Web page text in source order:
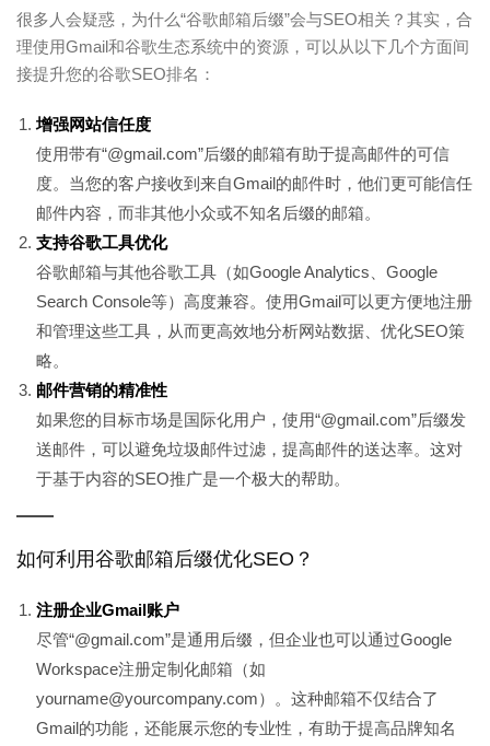
很多人会疑惑，为什么“谷歌邮箱后缀”会与SEO相关？其实，合
理使用Gmail和谷歌生态系统中的资源，可以从以下几个方面间
接提升您的谷歌SEO排名：
增强网站信任度
使用带有“@gmail.com”后缀的邮箱有助于提高邮件的可信
度。当您的客户接收到来自Gmail的邮件时，他们更可能信任
邮件内容，而非其他小众或不知名后缀的邮箱。
支持谷歌工具优化
谷歌邮箱与其他谷歌工具（如Google Analytics、Google
Search Console等）高度兼容。使用Gmail可以更方便地注册
和管理这些工具，从而更高效地分析网站数据、优化SEO策
略。
邮件营销的精准性
如果您的目标市场是国际化用户，使用“@gmail.com”后缀发
送邮件，可以避免垃圾邮件过滤，提高邮件的送达率。这对
于基于内容的SEO推广是一个极大的帮助。
如何利用谷歌邮箱后缀优化SEO？
注册企业Gmail账户
尽管“@gmail.com”是通用后缀，但企业也可以通过Google
Workspace注册定制化邮箱（如
yourname@yourcompany.com）。这种邮箱不仅结合了
Gmail的功能，还能展示您的专业性，有助于提高品牌知名